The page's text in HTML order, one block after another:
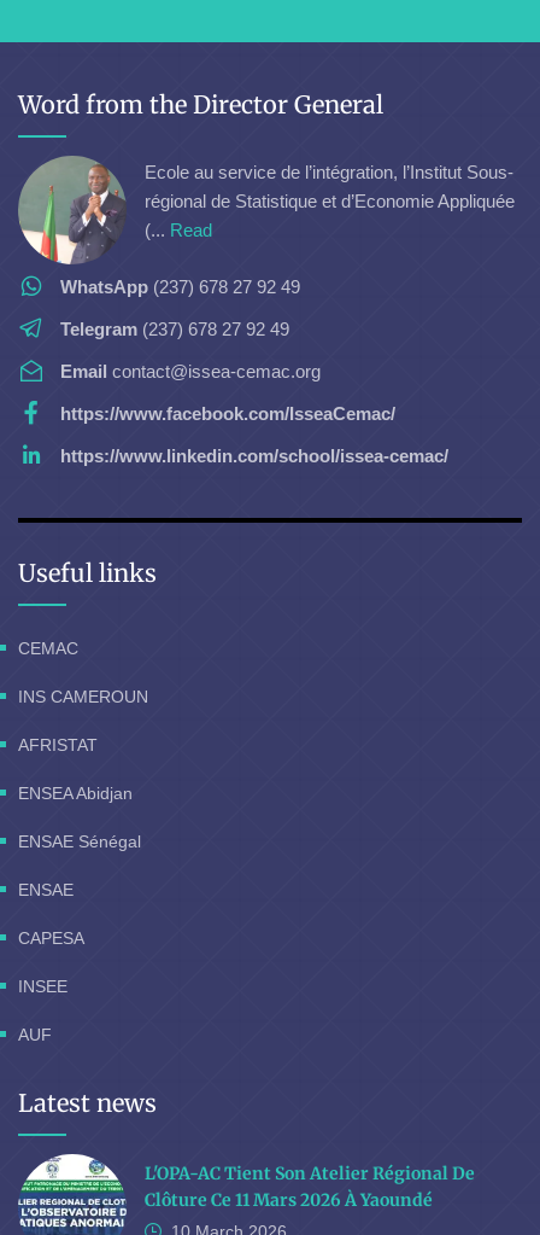
Word from the Director General
Ecole au service de l’intégration, l’Institut Sous-
régional de Statistique et d’Economie Appliquée
(... Read
WhatsApp (237) 678 27 92 49
Telegram (237) 678 27 92 49
Email contact@issea-cemac.org
https://www.facebook.com/IsseaCemac/
https://www.linkedin.com/school/issea-cemac/
Useful links
CEMAC
INS CAMEROUN
AFRISTAT
ENSEA Abidjan
ENSAE Sénégal
ENSAE
CAPESA
INSEE
AUF
Latest news
L'OPA-AC Tient Son Atelier Régional De
Clôture Ce 11 Mars 2026 À Yaoundé